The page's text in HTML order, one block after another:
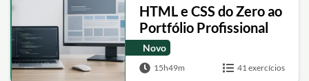
HTML e CSS do Zero ao
Portfólio Profissional
Novo
15h49m 41 exercícios